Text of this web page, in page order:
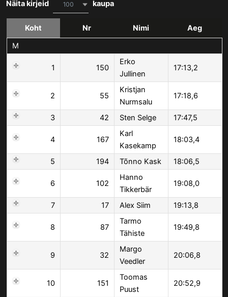
Näita kirjeid
100 kaupa
Koht Nr Nimi
Aeg
M
1 150
Erko
Jullinen
17:13,2
2 55
Kristjan
Nurmsalu
17:18,6
3 42 Sten Selge 17:47,5
4 167
Karl
Kasekamp
18:03,4
5 194 Tõnno Kask 18:06,5
6 102
Hanno
Tikkerbär
19:08,0
7 17 Alex Siim 19:13,8
8 87
Tarmo
Tähiste
19:49,8
9 32
Margo
Veedler
20:06,8
10 151
Toomas
Puust
20:52,9